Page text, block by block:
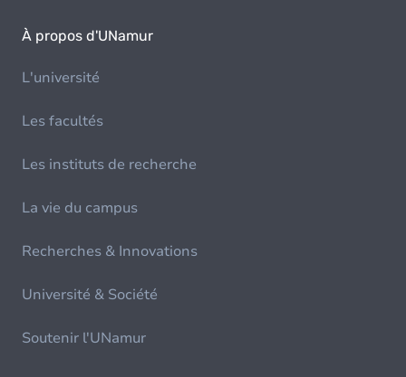
À propos d'UNamur
L'université
Les facultés
Les instituts de recherche
La vie du campus
Recherches & Innovations
Université & Société
Soutenir l'UNamur